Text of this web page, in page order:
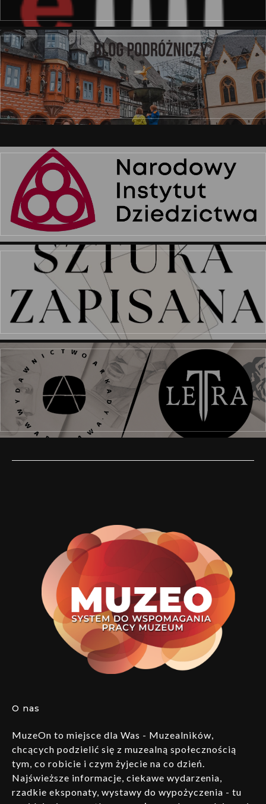
O nas
MuzeOn to miejsce dla Was - Muzealników,
chcących podzielić się z muzealną społecznością
tym, co robicie i czym żyjecie na co dzień.
Najświeższe informacje, ciekawe wydarzenia,
rzadkie eksponaty, wystawy do wypożyczenia - tu